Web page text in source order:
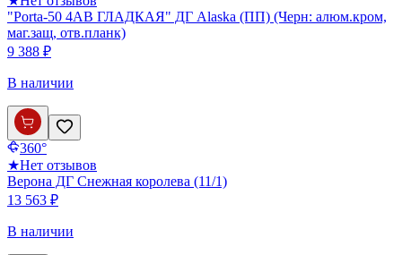
"Porta-50 4AB ГЛАДКАЯ" ДГ Alaska (ПП) (Черн: алюм.кром,
маг.защ, отв.планк)
9 388 ₽
В наличии
360°
★Нет отзывов
Верона ДГ Снежная королева (11/1)
13 563 ₽
В наличии